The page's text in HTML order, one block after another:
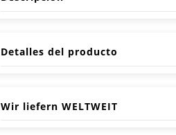
Detalles del producto
Wir liefern WELTWEIT